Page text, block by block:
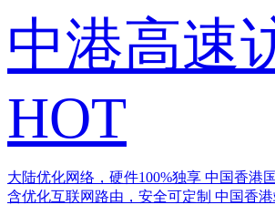
中港高速
HOT
大陆优化网络，硬件100%独享 中国香港
含优化互联网路由，安全可定制 中国香